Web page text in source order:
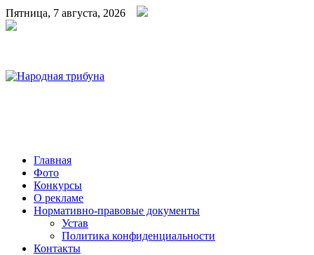
Пятница, 7 августа, 2026
Главная
Фото
Конкурсы
О рекламе
Нормативно-правовые документы
Устав
Политика конфиденциальности
Контакты